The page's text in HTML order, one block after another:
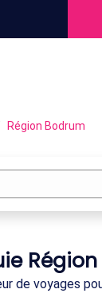
Région Bodrum
de voyages